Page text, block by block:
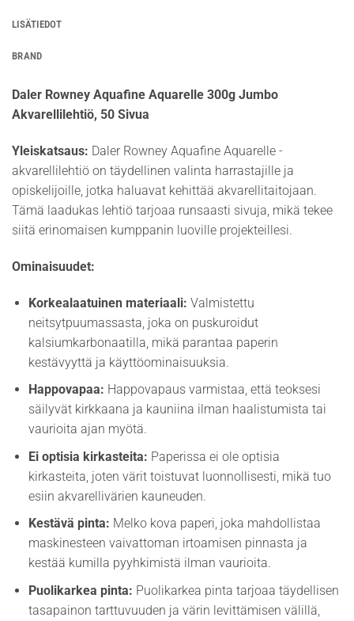
LISÄTIEDOT
BRAND
Daler Rowney Aquafine Aquarelle 300g Jumbo
Akvarellilehtiö, 50 Sivua
Yleiskatsaus: Daler Rowney Aquafine Aquarelle -
akvarellilehtiö on täydellinen valinta harrastajille ja
opiskelijoille, jotka haluavat kehittää akvarellitaitojaan.
Tämä laadukas lehtiö tarjoaa runsaasti sivuja, mikä tekee
siitä erinomaisen kumppanin luoville projekteillesi.
Ominaisuudet:
Korkealaatuinen materiaali: Valmistettu
neitsytpuumassasta, joka on puskuroidut
kalsiumkarbonaatilla, mikä parantaa paperin
kestävyyttä ja käyttöominaisuuksia.
Happovapaa: Happovapaus varmistaa, että teoksesi
säilyvät kirkkaana ja kauniina ilman haalistumista tai
vaurioita ajan myötä.
Ei optisia kirkasteita: Paperissa ei ole optisia
kirkasteita, joten värit toistuvat luonnollisesti, mikä tuo
esiin akvarellivärien kauneuden.
Kestävä pinta: Melko kova paperi, joka mahdollistaa
maskinesteen vaivattoman irtoamisen pinnasta ja
kestää kumilla pyyhkimistä ilman vaurioita.
Puolikarkea pinta: Puolikarkea pinta tarjoaa täydellisen
tasapainon tarttuvuuden ja värin levittämisen välillä,